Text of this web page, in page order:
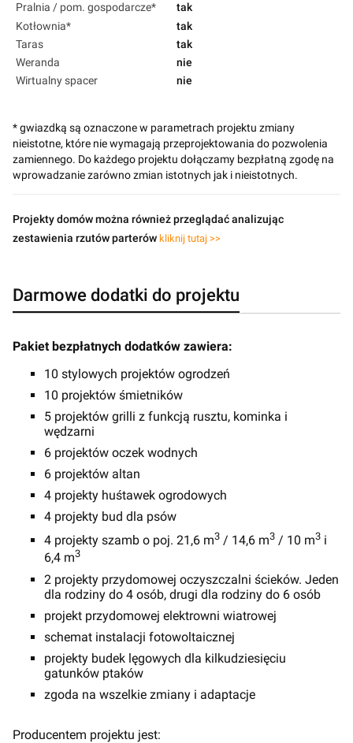
Pralnia / pom. gospodarcze*
tak
Kotłownia*
tak
Taras
tak
Weranda
nie
Wirtualny spacer
nie
* gwiazdką są oznaczone w parametrach projektu zmiany
nieistotne, które nie wymagają przeprojektowania do pozwolenia
zamiennego. Do każdego projektu dołączamy bezpłatną zgodę na
wprowadzanie zarówno zmian istotnych jak i nieistotnych.
Projekty domów można również przeglądać analizując
zestawienia rzutów parterów kliknij tutaj >>
Darmowe dodatki do projektu
Pakiet bezpłatnych dodatków zawiera:
10 stylowych projektów ogrodzeń
10 projektów śmietników
5 projektów grilli z funkcją rusztu, kominka i
wędzarni
6 projektów oczek wodnych
6 projektów altan
4 projekty huśtawek ogrodowych
4 projekty bud dla psów
4 projekty szamb o poj. 21,6 m3 / 14,6 m3 / 10 m3 i
6,4 m3
2 projekty przydomowej oczyszczalni ścieków. Jeden
dla rodziny do 4 osób, drugi dla rodziny do 6 osób
projekt przydomowej elektrowni wiatrowej
schemat instalacji fotowoltaicznej
projekty budek lęgowych dla kilkudziesięciu
gatunków ptaków
zgoda na wszelkie zmiany i adaptacje
Producentem projektu jest: